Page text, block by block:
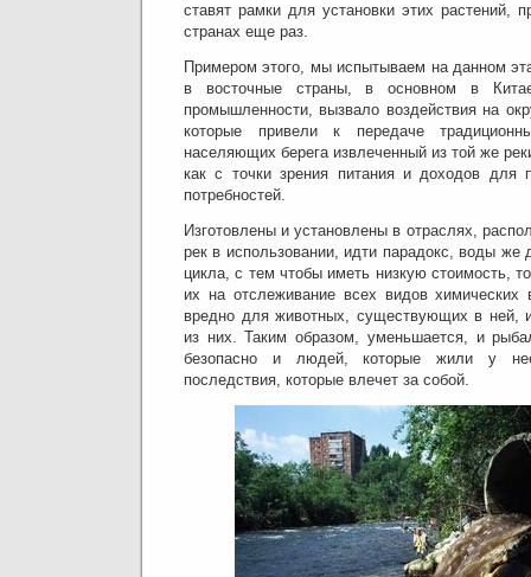
ставят рамки для установки этих растений,
странах еще раз.
Примером этого, мы испытываем на данном
в восточные страны, в основном в
промышленности, вызвало воздействия на
которые привели к передаче
населяющих берега извлеченный из той же
как с точки зрения питания и доходов для
потребностей.
Изготовлены и установлены в отраслях,
рек в использовании, идти парадокс, воды же
цикла, с тем чтобы иметь низкую стоимость,
их на отслеживание всех видов химических
вредно для животных, существующих в ней,
из них. Таким образом, уменьшается, и
безопасно и людей, которые жили у
последствия, которые влечет за собой.